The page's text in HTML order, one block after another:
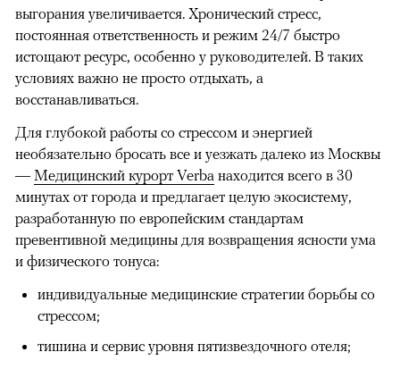
выгорания увеличивается. Хронический стресс,
постоянная ответственность и режим 24/7 быстро
истощают ресурс, особенно у руководителей. В таких
условиях важно не просто отдыхать, а
восстанавливаться.
Для глубокой работы со стрессом и энергией
необязательно бросать все и уезжать далеко из Москвы
— Медицинский курорт Verba находится всего в 30
минутах от города и предлагает целую экосистему,
разработанную по европейским стандартам
превентивной медицины для возвращения ясности ума
и физического тонуса:
индивидуальные медицинские стратегии борьбы со
стрессом;
тишина и сервис уровня пятизвездочного отеля;